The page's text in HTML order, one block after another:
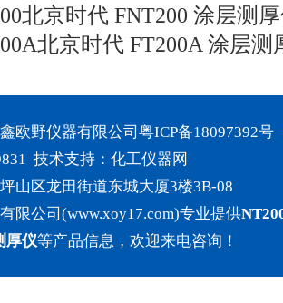
北京时代 FNT200 涂层测
北京时代 FT200A 涂层测
欧野仪器有限公司 粤ICP备18097392号
技术支持： 化工仪器网
山区龙田街道东城大厦3楼3B-08
限公司(www.xoy17.com)专业提供
厚仪等产品信息，欢迎来电咨询！